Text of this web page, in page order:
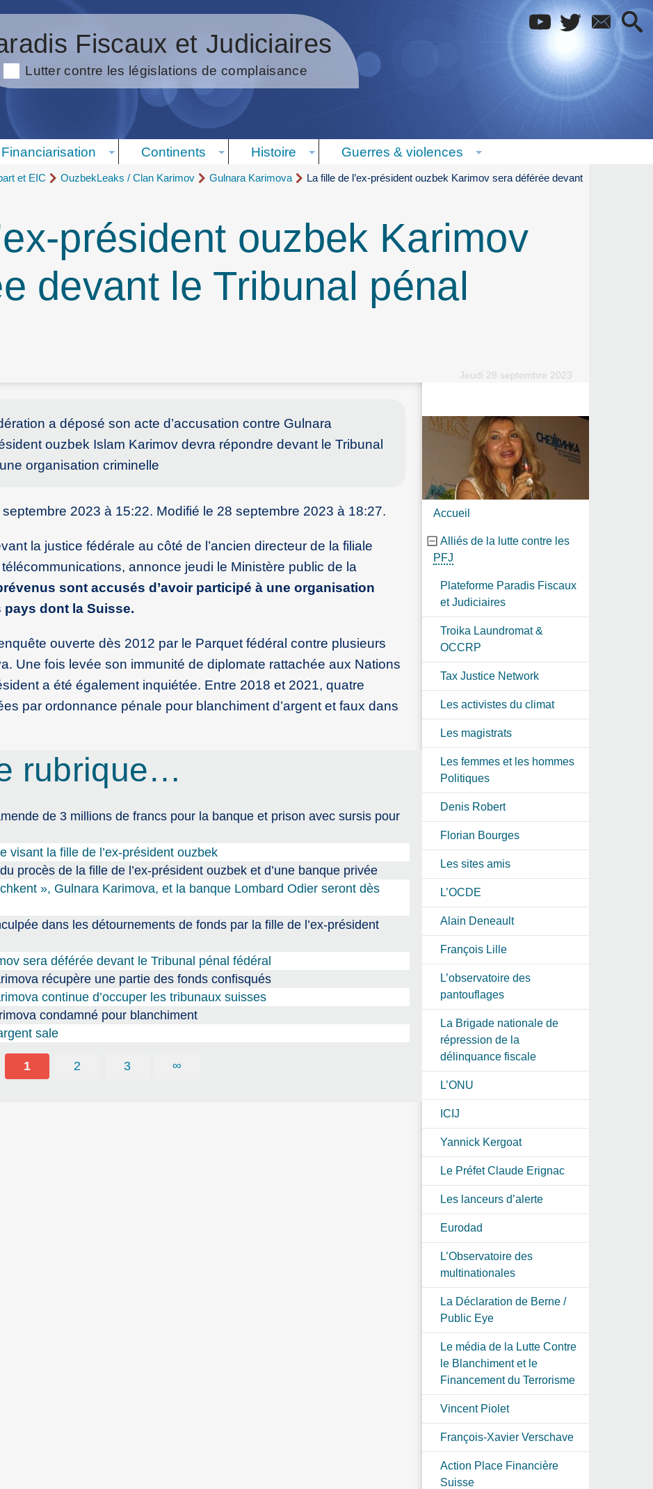
Fiscaux et Judiciaires
Lutter contre les législations de complaisance
Financiarisation Continents Histoire Guerres & violences
et EIC OuzbekLeaks / Clan Karimov Gulnara Karimova
La fille de l’ex-président ouzbek Karimov sera déférée devant
président ouzbek Karimov
devant le Tribunal pénal
Jeudi 28 septembre 2023
a déposé son acte d’accusation contre Gulnara
ouzbek Islam Karimov devra répondre devant le Tribunal
organisation criminelle
2023 à 15:22. Modifié le 28 septembre 2023 à 18:27.
la justice fédérale au côté de l’ancien directeur de la filiale
annonce jeudi le Ministère public de la
sont accusés d’avoir participé à une organisation
dont la Suisse.
ouverte dès 2012 par le Parquet fédéral contre plusieurs
Une fois levée son immunité de diplomate rattachée aux Nations
a été également inquiétée. Entre 2018 et 2021, quatre
par ordonnance pénale pour blanchiment d’argent et faux dans
rubrique…
de 3 millions de francs pour la banque et prison avec sursis pour
visant la fille de l’ex-président ouzbek
procès de la fille de l’ex-président ouzbek et d’une banque privée
», Gulnara Karimova, et la banque Lombard Odier seront dès
dans les détournements de fonds par la fille de l’ex-président
sera déférée devant le Tribunal pénal fédéral
récupère une partie des fonds confisqués
continue d’occuper les tribunaux suisses
condamné pour blanchiment
sale
1 2 3 ∞
Accueil
Alliés de la lutte contre les
PFJ
Plateforme Paradis Fiscaux
et Judiciaires
Troika Laundromat &
OCCRP
Tax Justice Network
Les activistes du climat
Les magistrats
Les femmes et les hommes
Politiques
Denis Robert
Florian Bourges
Les sites amis
L’OCDE
Alain Deneault
François Lille
L’observatoire des
pantouflages
La Brigade nationale de
répression de la
délinquance fiscale
L’ONU
ICIJ
Yannick Kergoat
Le Préfet Claude Erignac
Les lanceurs d’alerte
Eurodad
L’Observatoire des
multinationales
La Déclaration de Berne /
Public Eye
Le média de la Lutte Contre
le Blanchiment et le
Financement du Terrorisme
Vincent Piolet
François-Xavier Verschave
Action Place Financière
Suisse